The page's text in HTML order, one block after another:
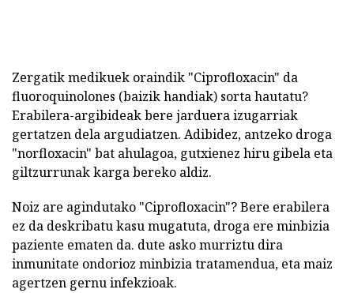
Zergatik medikuek oraindik "Ciprofloxacin" da
fluoroquinolones (baizik handiak) sorta hautatu?
Erabilera-argibideak bere jarduera izugarriak
gertatzen dela argudiatzen. Adibidez, antzeko droga
"norfloxacin" bat ahulagoa, gutxienez hiru gibela eta
giltzurrunak karga bereko aldiz.
Noiz are agindutako "Ciprofloxacin"? Bere erabilera
ez da deskribatu kasu mugatuta, droga ere minbizia
paziente ematen da. dute asko murriztu dira
inmunitate ondorioz minbizia tratamendua, eta maiz
agertzen gernu infekzioak.